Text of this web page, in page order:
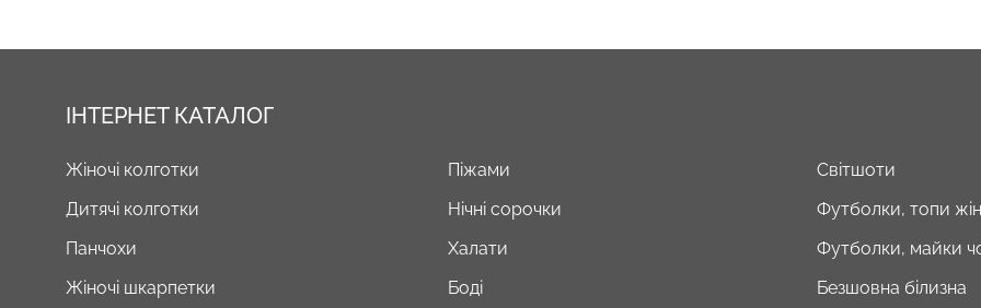
ІНТЕРНЕТ КАТАЛОГ
Жіночі колготки
Дитячі колготки
Панчохи
Жіночі шкарпетки
Піжами
Нічні сорочки
Халати
Боді
Світшоти
Футболки, топи
Футболки, майки
Безшовна білизна